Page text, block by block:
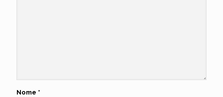
Nome *